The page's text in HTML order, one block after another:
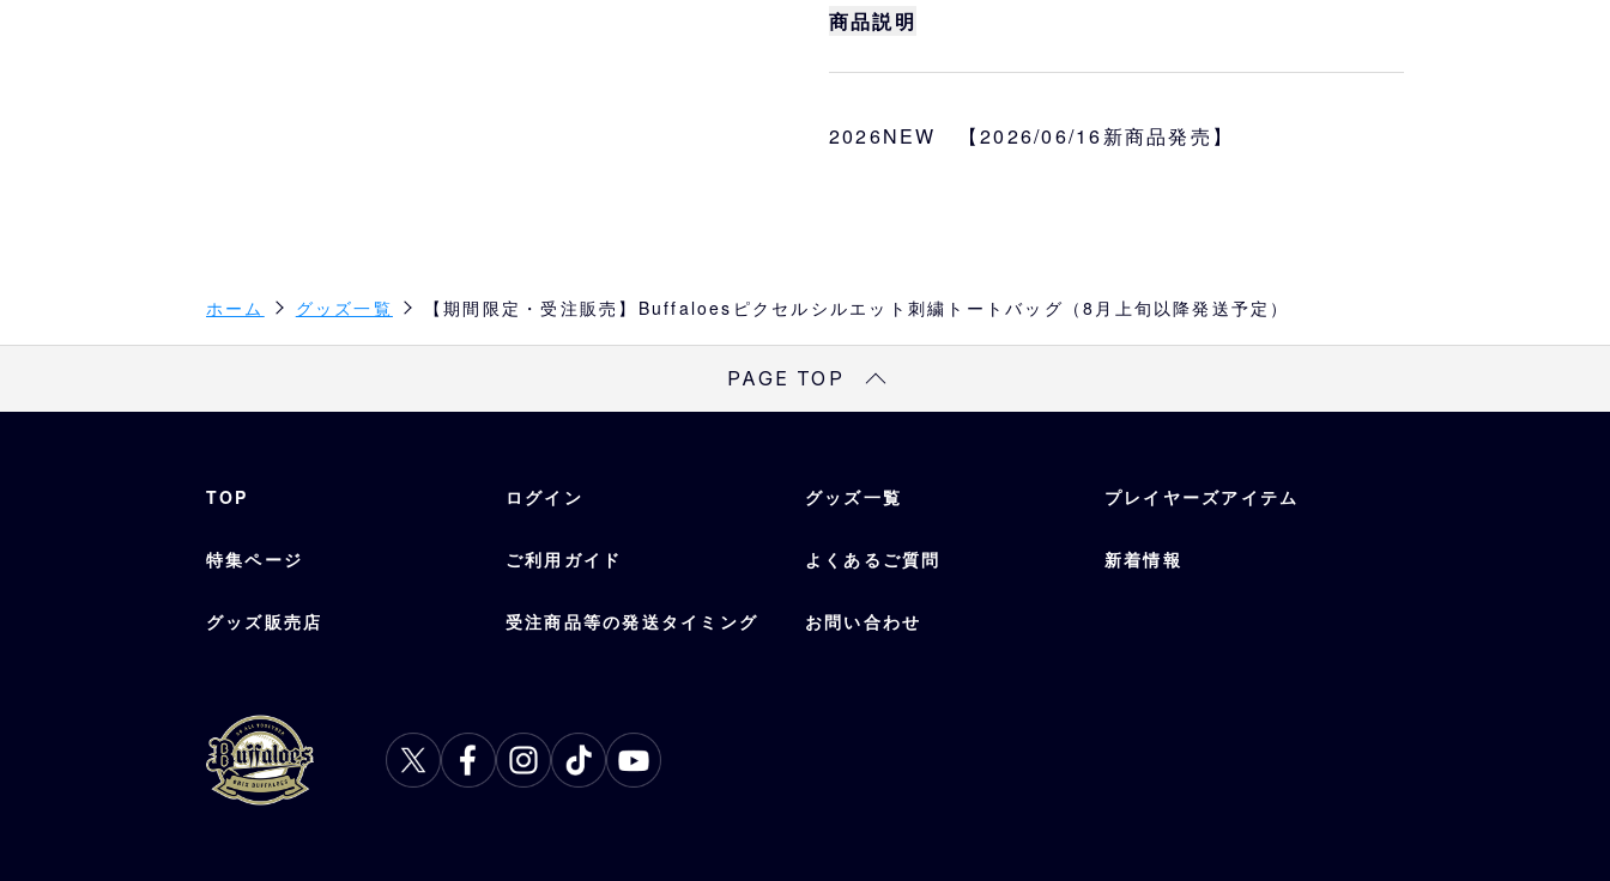
商品説明
選手シルエットと背番号を、クロスステッチでワンポイン
サイズ
ネイビー、ライトグレー
素材
綿100％
2026NEW 【2026/06/16新商品発売】
ホーム グッズ一覧 【期間限定・受注販売】Buffaloesピクセルシルエット刺繍トートバッグ（8月上旬以降発送予定）
PAGE TOP
TOP ログイン グッズ一覧 プレイヤーズアイテム
特集ページ ご利用ガイド よくあるご質問 新着情報
グッズ販売店 受注商品等の発送タイミング お問い合わせ